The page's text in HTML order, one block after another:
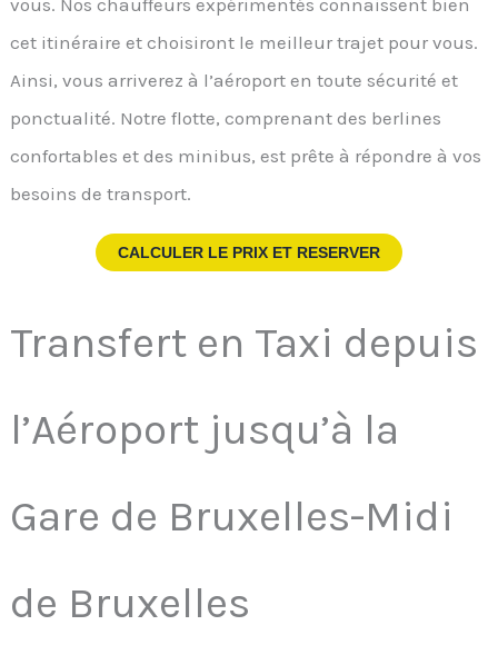
cet itinéraire et choisiront le meilleur trajet pour vous.
Ainsi, vous arriverez à l’aéroport en toute sécurité et
ponctualité. Notre flotte, comprenant des berlines
confortables et des minibus, est prête à répondre à vos
besoins de transport.
CALCULER LE PRIX ET RESERVER
Transfert en Taxi depuis
l’Aéroport jusqu’à la
Gare de Bruxelles-Midi
de Bruxelles